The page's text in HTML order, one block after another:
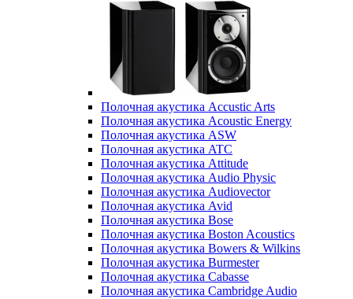
Полочная акустика Accustic Arts
Полочная акустика Acoustic Energy
Полочная акустика ASW
Полочная акустика ATC
Полочная акустика Attitude
Полочная акустика Audio Physic
Полочная акустика Audiovector
Полочная акустика Avid
Полочная акустика Bose
Полочная акустика Boston Acoustics
Полочная акустика Bowers & Wilkins
Полочная акустика Burmester
Полочная акустика Cabasse
Полочная акустика Cambridge Audio